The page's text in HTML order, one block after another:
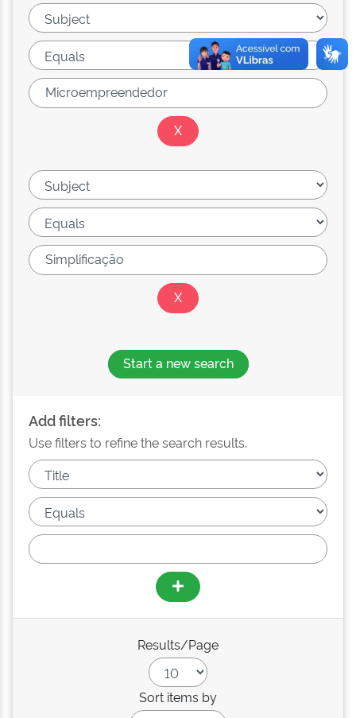
Start a new search
Add filters:
Use filters to refine the search results.
Results/Page
Sort items by